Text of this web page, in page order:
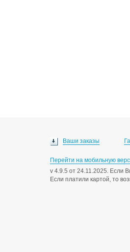
Ваши заказы
Перейти на мобильную
v 4.9.5 от 24.11.2025. Если
Если платили картой, то